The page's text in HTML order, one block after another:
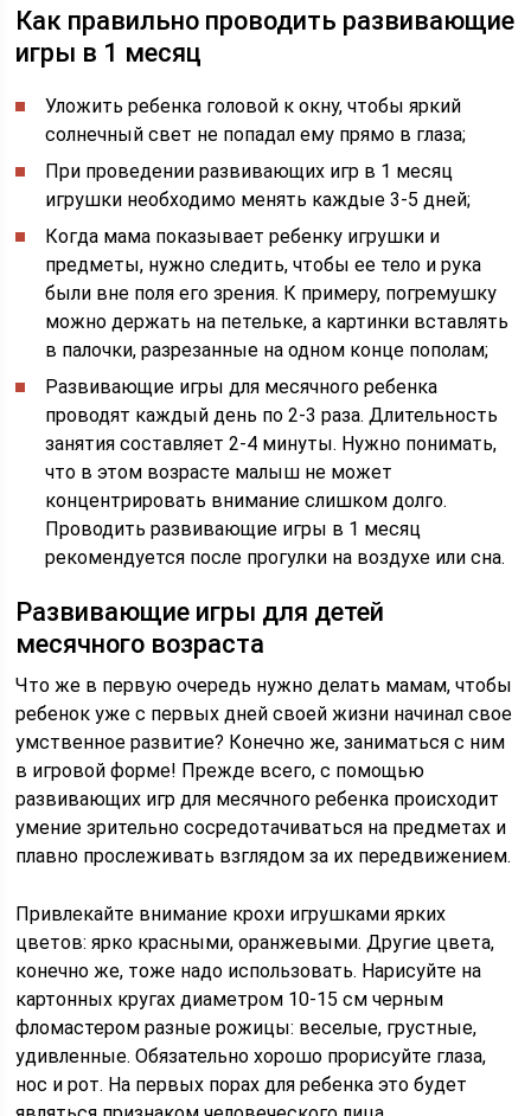
Как правильно проводить развивающие
игры в 1 месяц
Уложить ребенка головой к окну, чтобы яркий
солнечный свет не попадал ему прямо в глаза;
При проведении развивающих игр в 1 месяц
игрушки необходимо менять каждые 3-5 дней;
Когда мама показывает ребенку игрушки и
предметы, нужно следить, чтобы ее тело и рука
были вне поля его зрения. К примеру, погремушку
можно держать на петельке, а картинки вставлять
в палочки, разрезанные на одном конце пополам;
Развивающие игры для месячного ребенка
проводят каждый день по 2-3 раза. Длительность
занятия составляет 2-4 минуты. Нужно понимать,
что в этом возрасте малыш не может
концентрировать внимание слишком долго.
Проводить развивающие игры в 1 месяц
рекомендуется после прогулки на воздухе или сна.
Развивающие игры для детей
месячного возраста
Что же в первую очередь нужно делать мамам, чтобы
ребенок уже с первых дней своей жизни начинал свое
умственное развитие? Конечно же, заниматься с ним
в игровой форме! Прежде всего, с помощью
развивающих игр для месячного ребенка происходит
умение зрительно сосредотачиваться на предметах и
плавно прослеживать взглядом за их передвижением.
Привлекайте внимание крохи игрушками ярких
цветов: ярко красными, оранжевыми. Другие цвета,
конечно же, тоже надо использовать. Нарисуйте на
картонных кругах диаметром 10-15 см черным
фломастером разные рожицы: веселые, грустные,
удивленные. Обязательно хорошо прорисуйте глаза,
нос и рот. На первых порах для ребенка это будет